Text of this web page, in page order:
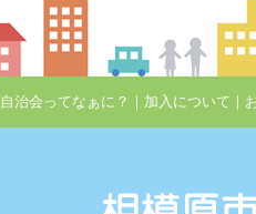
自治会ってなぁに？ ｜ 加入について ｜